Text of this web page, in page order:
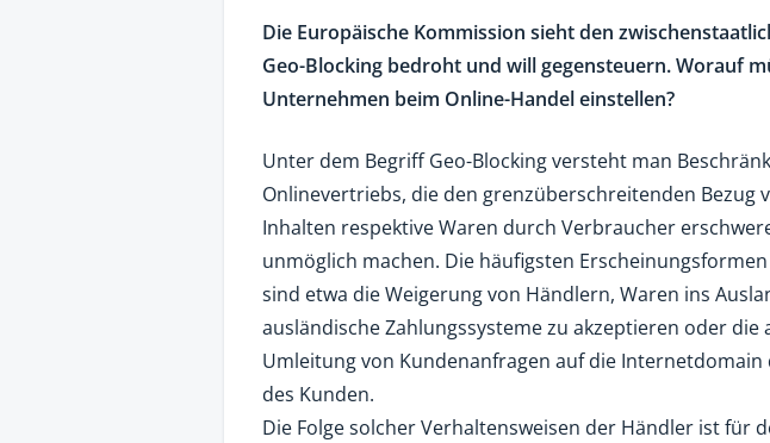
Die Europäische Kommission sieht den
Geo-Blocking bedroht und will gegensteuern. Worauf
Unternehmen beim Online-Handel einstellen?
Unter dem Begriff Geo-Blocking versteht man
Onlinevertriebs, die den grenzüberschreitenden Bezug
Inhalten respektive Waren durch Verbraucher
unmöglich machen. Die häufigsten
sind etwa die Weigerung von Händlern, Waren ins
ausländische Zahlungssysteme zu akzeptieren oder die
Umleitung von Kundenanfragen auf die Internetdomain
des Kunden.
Die Folge solcher Verhaltensweisen der Händler ist für